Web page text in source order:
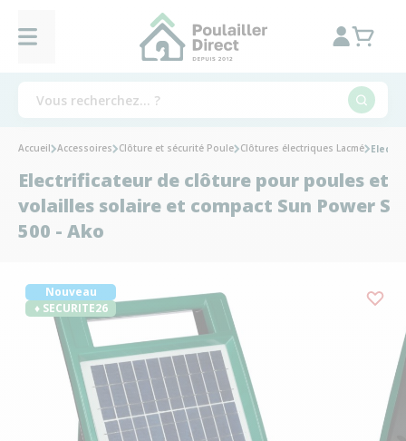
Accueil Accessoires Clôture et sécurité Poule Clôtures électriques Lacmé
Electrificateur de clôture pour poules et
volailles solaire et compact Sun Power S
500 - Ako
Nouveau
♦ SECURITE26